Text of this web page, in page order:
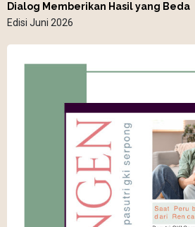
Dialog Memberikan Hasil yang Beda
Edisi Juni 2026